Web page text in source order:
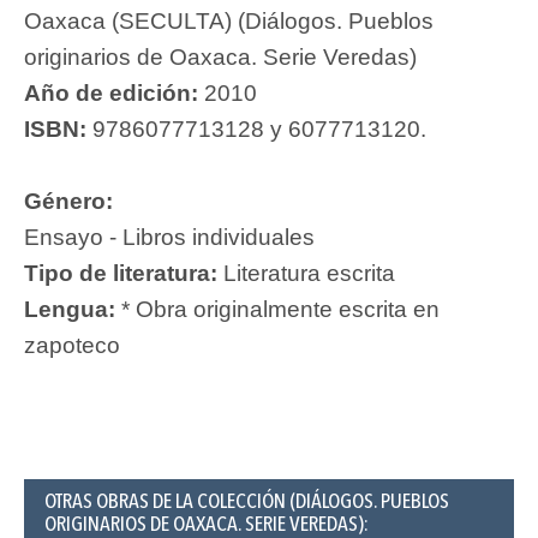
Oaxaca (SECULTA) (Diálogos. Pueblos
originarios de Oaxaca. Serie Veredas)
Año de edición: 2010
ISBN: 9786077713128 y 6077713120.
Género:
Ensayo - Libros individuales
Tipo de literatura: Literatura escrita
Lengua: * Obra originalmente escrita en
zapoteco
OTRAS OBRAS DE LA COLECCIÓN (DIÁLOGOS. PUEBLOS
ORIGINARIOS DE OAXACA. SERIE VEREDAS):